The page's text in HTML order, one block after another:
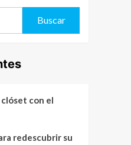
Buscar
clóset con el
redescubrir su